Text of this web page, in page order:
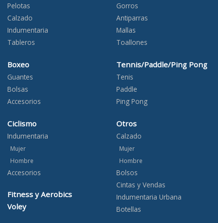
Pelotas
Calzado
Indumentaria
Tableros
Boxeo
Guantes
Bolsas
Accesorios
Ciclismo
Indumentaria
Mujer
Hombre
Accesorios
Fitness y Aerobics
Voley
Gorros
Antiparras
Mallas
Toallones
Tennis/Paddle/Ping Pong
Tenis
Paddle
Ping Pong
Otros
Calzado
Mujer
Hombre
Bolsos
Cintas y Vendas
Indumentaria Urbana
Botellas